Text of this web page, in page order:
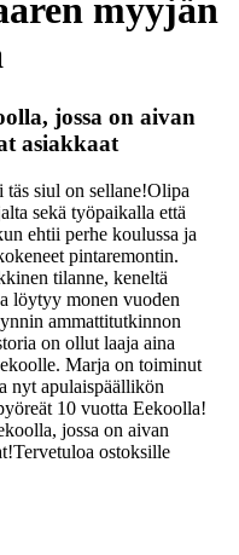
myyjän
jossa on aivan
asiakkaat
täs siul on sellane!Olipa
sekä työpaikalla että
ehtii perhe koulussa ja
pintaremontin.
tilanne, keneltä
löytyy monen vuoden
ammattitutkinnon
on ollut laaja aina
Marja on toiminut
nyt apulaispäällikön
10 vuotta Eekoolla!
jossa on aivan
Tervetuloa ostoksille